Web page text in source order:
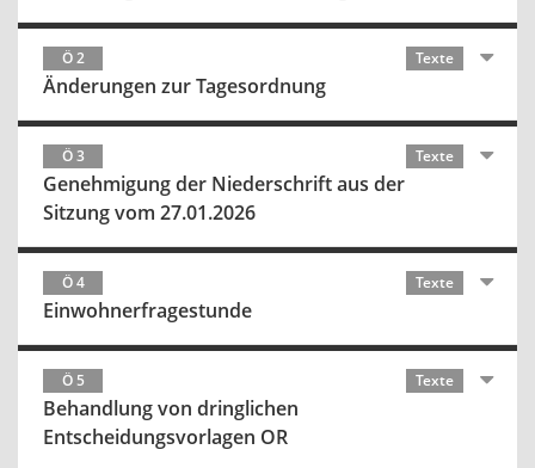
Ö 2 Texte
Änderungen zur Tagesordnung
Ö 3 Texte
Genehmigung der Niederschrift aus der
Sitzung vom 27.01.2026
Ö 4 Texte
Einwohnerfragestunde
Ö 5 Texte
Behandlung von dringlichen
Entscheidungsvorlagen OR